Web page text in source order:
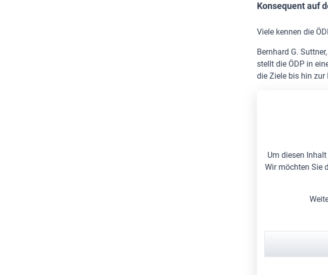
Konsequent auf
Viele kennen die
Bernhard G.
stellt die ÖDP in
die Ziele bis hin zur
Um diesen Inhalt
Wir möchten Sie